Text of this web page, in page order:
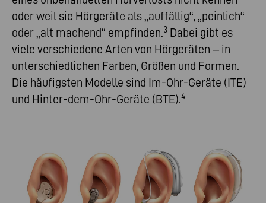
oder weil sie Hörgeräte als „auffällig“, „peinlich“
oder „alt machend“ empfinden.3 Dabei gibt es
viele verschiedene Arten von Hörgeräten – in
unterschiedlichen Farben, Größen und Formen.
Die häufigsten Modelle sind Im-Ohr-Geräte (ITE)
und Hinter-dem-Ohr-Geräte (BTE).4